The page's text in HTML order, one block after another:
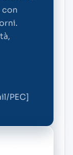
PEC]